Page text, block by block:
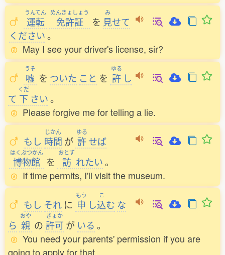
うんてん
運転
めんきょしょう
免許証 を
み
見せて
ください。
May I see your driver's license, sir?
うそ
嘘 を ついた こと を
ゆる
許 し
て
くだ
下 さい。
Please forgive me for telling a lie.
もし
じかん
時間 が
ゆる
許せば
はくぶつかん
博物館 を
おとず
訪 れたい。
If time permits, I'll visit the museum.
もし それ に
もう
申 し
こ
込む な
ら
おや
親 の
きょか
許可 が いる 。
You need your parents' permission if you are
going to apply for that.